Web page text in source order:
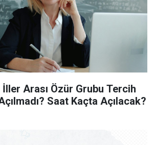
Arası Özür Grubu Tercih
Saat Kaçta Açılacak?